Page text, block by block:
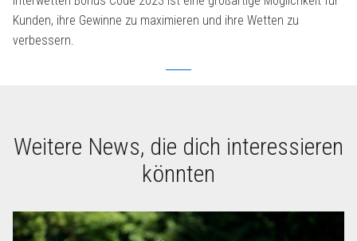
Kunden, ihre Gewinne zu maximieren und ihre Wetten zu
verbessern.
Weitere News, die dich interessieren
könnten